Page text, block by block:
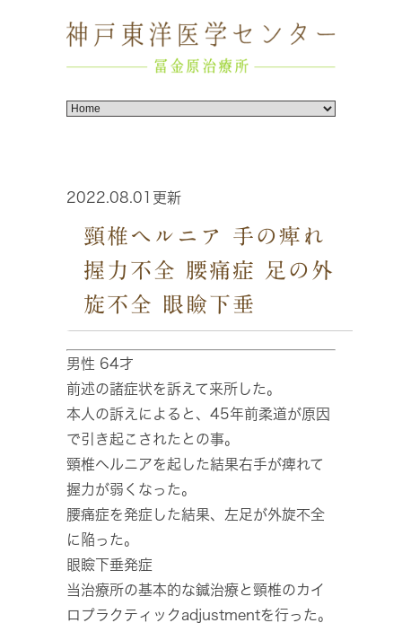
2022.08.01更新
頸椎ヘルニア 手の痺れ
握力不全 腰痛症 足の外
旋不全 眼瞼下垂
男性 64才
前述の諸症状を訴えて来所した。
本人の訴えによると、45年前柔道が原因
で引き起こされたとの事。
頸椎ヘルニアを起した結果右手が痺れて
握力が弱くなった。
腰痛症を発症した結果、左足が外旋不全
に陥った。
眼瞼下垂発症
当治療所の基本的な鍼治療と頸椎のカイ
ロプラクティックadjustmentを行った。